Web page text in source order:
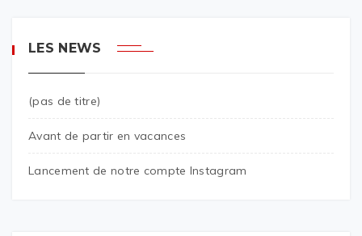
LES NEWS
(pas de titre)
Avant de partir en vacances
Lancement de notre compte Instagram